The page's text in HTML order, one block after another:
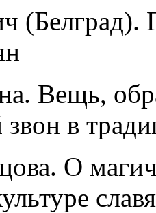
(Белград).
Вещь,
в
О